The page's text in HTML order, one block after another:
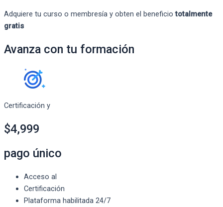
Adquiere tu curso o membresía y obten el beneficiototalmente
gratis
Avanza con tu formación
Certificación y
$4,999
pago único
Acceso al
Certificación
Plataforma habilitada 24/7